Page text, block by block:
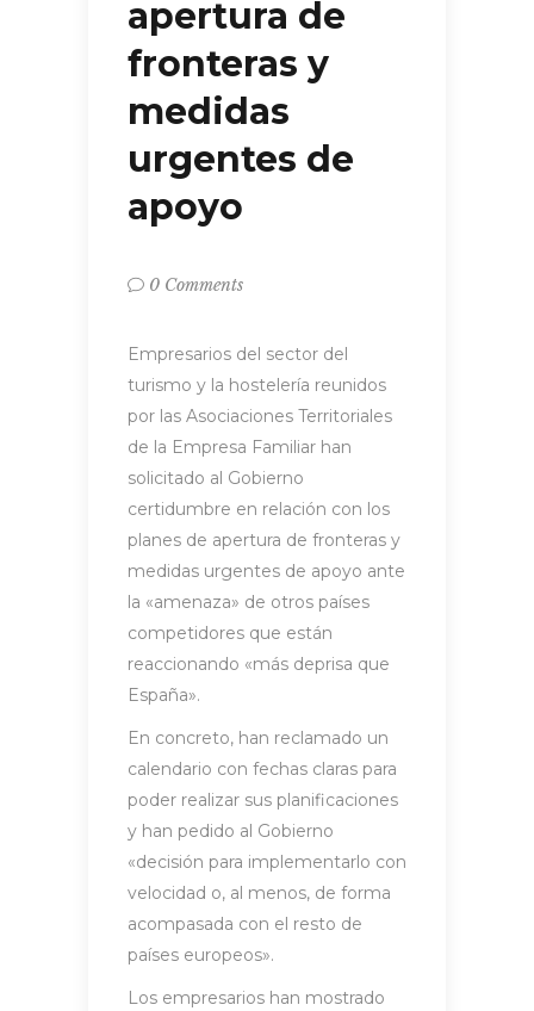
apertura de
fronteras y
medidas
urgentes de
apoyo
0 Comments
Empresarios del sector del
turismo y la hostelería reunidos
por las Asociaciones Territoriales
de la Empresa Familiar han
solicitado al Gobierno
certidumbre en relación con los
planes de apertura de fronteras y
medidas urgentes de apoyo ante
la «amenaza» de otros países
competidores que están
reaccionando «más deprisa que
España».
En concreto, han reclamado un
calendario con fechas claras para
poder realizar sus planificaciones
y han pedido al Gobierno
«decisión para implementarlo con
velocidad o, al menos, de forma
acompasada con el resto de
países europeos».
Los empresarios han mostrado